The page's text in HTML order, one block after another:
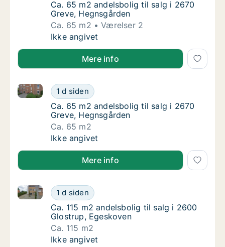
Ca. 65 m2 andelsbolig til salg i 2670 Greve,
Ca. 65 m2 andelsbolig til salg i 2670
Greve, Hegnsgården
Ca. 65 m2
Værelser 2
Ca. 65 m2 andelsbolig til salg i 2670 Greve,
Ikke angivet
Mere info
Ca. 65 m2 andelsbolig til salg i 2670 Greve,
1 d siden
Ca. 65 m2 andelsbolig til salg i 2670 Greve,
Ca. 65 m2 andelsbolig til salg i 2670 Greve,
Ca. 65 m2 andelsbolig til salg i 2670
Greve, Hegnsgården
Ca. 65 m2
Ca. 65 m2 andelsbolig til salg i 2670 Greve,
Ikke angivet
Mere info
Ca. 115 m2 andelsbolig til salg i 2600
1 d siden
Ca. 115 m2 andelsbolig til salg i 2600 Glostrup,
Ca. 115 m2 andelsbolig til salg i 2600
Ca. 115 m2 andelsbolig til salg i 2600
Glostrup, Egeskoven
Ca. 115 m2
Ca. 115 m2 andelsbolig til salg i 2600
Ikke angivet